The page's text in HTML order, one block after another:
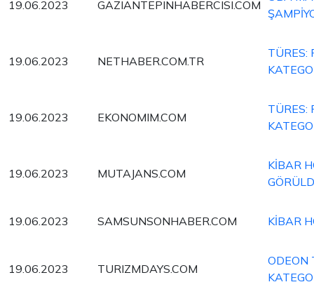
19.06.2023 GAZIANTEPINHABERCISI.COM
19.06.2023 NETHABER.COM.TR
TÜRES:
19.06.2023 EKONOMIM.COM
TÜRES:
19.06.2023 MUTAJANS.COM
KİBAR
19.06.2023 SAMSUNSONHABER.COM KİBAR
19.06.2023 TURIZMDAYS.COM
ODEON